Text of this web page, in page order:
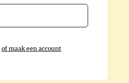
of maak een account